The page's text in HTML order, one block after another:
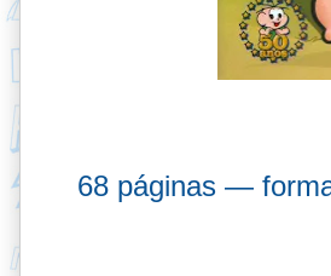
68 páginas —